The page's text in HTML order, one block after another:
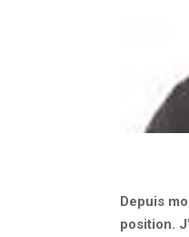
Depuis
position.